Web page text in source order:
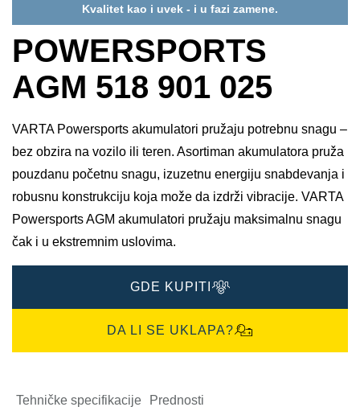
Kvalitet kao i uvek - i u fazi zamene.
POWERSPORTS
AGM 518 901 025
VARTA Powersports akumulatori pružaju potrebnu snagu –
bez obzira na vozilo ili teren. Asortiman akumulatora pruža
pouzdanu početnu snagu, izuzetnu energiju snabdevanja i
robusnu konstrukciju koja može da izdrži vibracije. VARTA
Powersports AGM akumulatori pružaju maksimalnu snagu
čak i u ekstremnim uslovima.
GDE KUPITI
DA LI SE UKLAPA?
Tehničke specifikacije Prednosti